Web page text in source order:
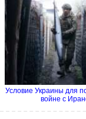
Условие Украины для
войне с